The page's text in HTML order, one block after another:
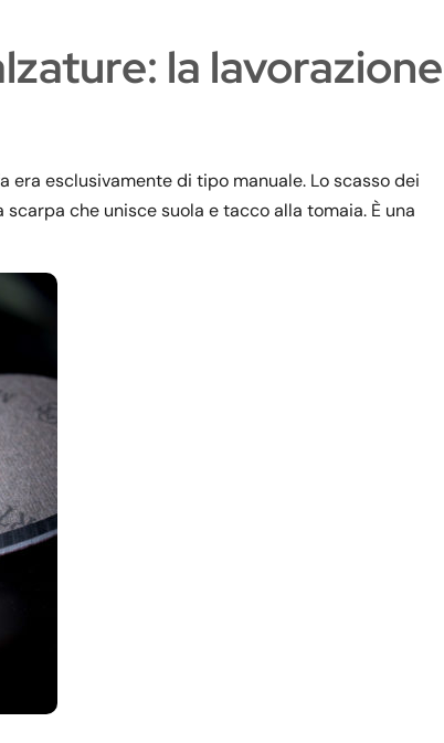
la lavorazione
era esclusivamente di tipo manuale. Lo scasso dei
che unisce suola e tacco alla tomaia. È una